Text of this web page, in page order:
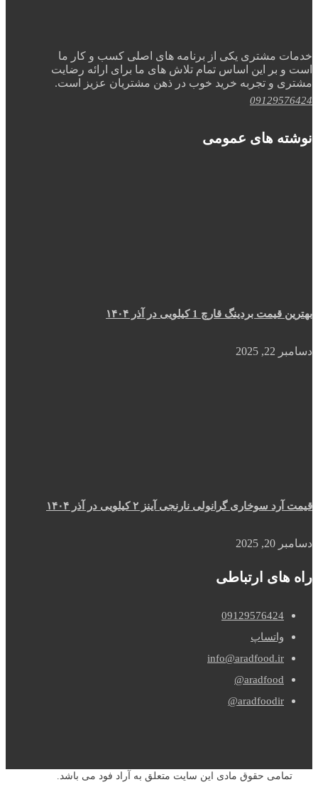
خدمات مشتری یکی از برنامه های اصلی کسب و کار ما
است و بر این اساس تمام تلاش های ما برای ارائه رضایت
مشتری و تجربه خرید خوب در ذهن مشتریان عزیز است.
09129576424
نوشته های عمومی
بهترین قیمت بردینگ قارچ 1 کیلویی در آذر ۱۴۰۴
دسامبر 22, 2025
قیمت آرد سوخاری گرانولی نارنجی آینز ۲ کیلویی در آذر ۱۴۰۴
دسامبر 20, 2025
راه های ارتباطی
09129576424
واتساپ
info@aradfood.ir
aradfood@
aradfoodir@
تمامی حقوق مادی این سایت متعلق به آراد فود می باشد.